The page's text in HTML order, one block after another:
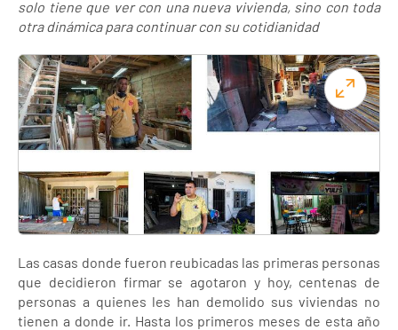
solo tiene que ver con una nueva vivienda, sino con toda
otra dinámica para continuar con su cotidianidad
Las casas donde fueron reubicadas las primeras personas
que decidieron firmar se agotaron y hoy, centenas de
personas a quienes les han demolido sus viviendas no
tienen a donde ir. Hasta los primeros meses de esta año